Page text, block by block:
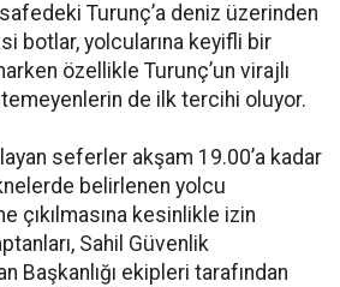
Turunç’a deniz üzerinden
botlar, yolcularına keyifli bir
özellikle Turunç’un virajlı
de ilk tercihi oluyor.
seferler akşam 19.00’a kadar
belirlenen yolcu
çıkılmasına kesinlikle izin
Sahil Güvenlik
Başkanlığı ekipleri tarafından